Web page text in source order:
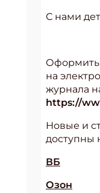
С нами
Оформить
на
журнала
https://
Новые и
доступны
ВБ
Озон